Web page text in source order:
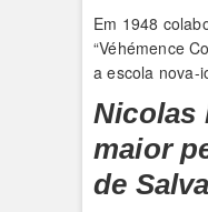
Em 1948
“Véhémence
a escola nova-
Nicolas
maior
de